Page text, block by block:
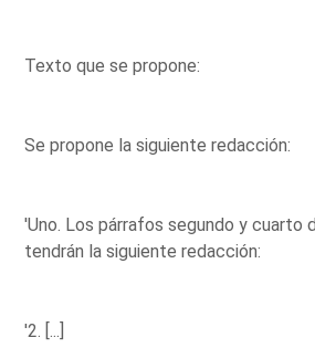
Texto que se propone:
Se propone la siguiente redacción:
'Uno. Los párrafos segundo y cuarto
tendrán la siguiente redacción:
'2. [...]